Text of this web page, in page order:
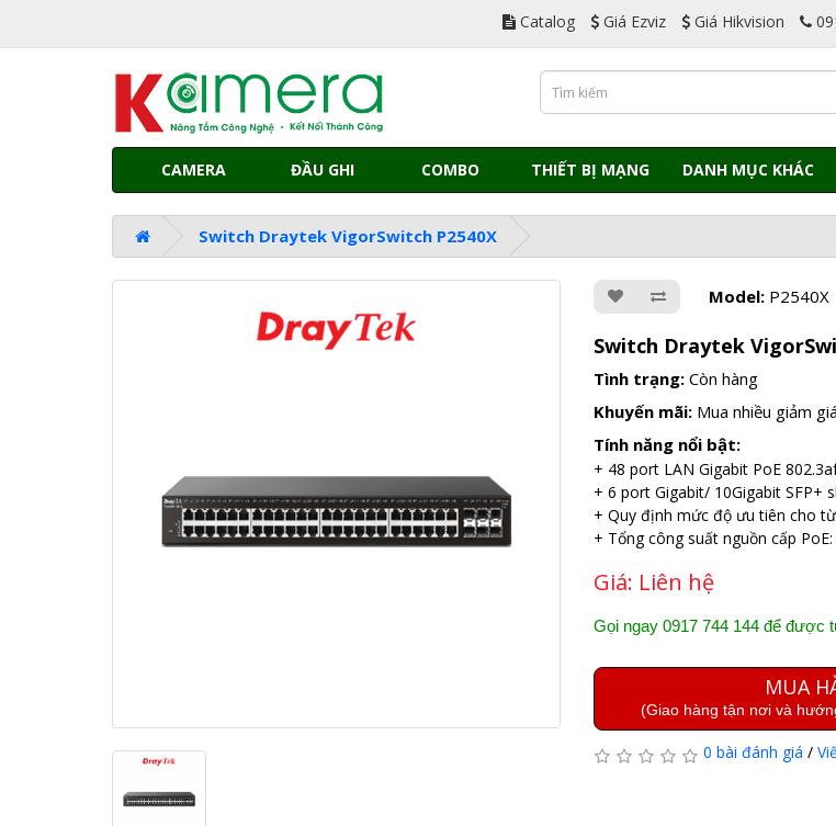
Catalog Giá Ezviz Giá Hikvision
CAMERA ĐẦU GHI COMBO THIẾT BỊ MẠNG DANH MỤC KHÁC
Switch Draytek VigorSwitch P2540X
Model: P2540X
Switch Draytek
Tình trạng: Còn hàng
Khuyến mãi: Mua nhiều giảm
Tính năng nổi bật:
+ 48 port LAN Gigabit PoE
+ 6 port Gigabit/ 10Gigabit SFP+
+ Quy định mức độ ưu tiên cho
+ Tổng công suất nguồn cấp PoE:
Giá: Liên hệ
Gọi ngay 0917 744 144 để được
MUA
(Giao hàng tận nơi và
0 bài đánh giá /